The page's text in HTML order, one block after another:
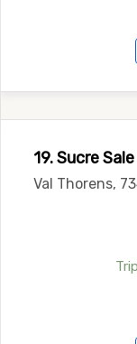
19. Sucre Sale
Val Thorens,